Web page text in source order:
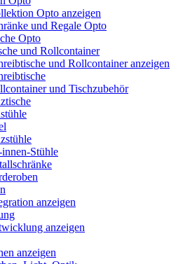
Opto anzeigen
und Regale Opto
Opto
und Rollcontainer
und Rollcontainer anzeigen
und Tischzubehör
Stühle
anzeigen
anzeigen
anzeigen